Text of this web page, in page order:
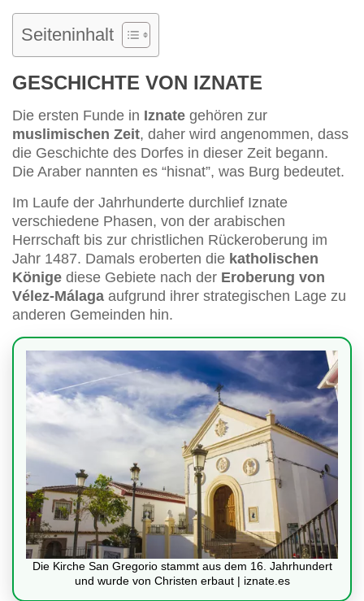
Seiteninhalt
GESCHICHTE VON IZNATE
Die ersten Funde in Iznate gehören zur
muslimischen Zeit, daher wird angenommen, dass
die Geschichte des Dorfes in dieser Zeit begann.
Die Araber nannten es “hisnat”, was Burg bedeutet.
Im Laufe der Jahrhunderte durchlief Iznate
verschiedene Phasen, von der arabischen
Herrschaft bis zur christlichen Rückeroberung im
Jahr 1487. Damals eroberten die katholischen
Könige diese Gebiete nach der Eroberung von
Vélez-Málaga aufgrund ihrer strategischen Lage zu
anderen Gemeinden hin.
Die Kirche San Gregorio stammt aus dem 16. Jahrhundert
und wurde von Christen erbaut | iznate.es